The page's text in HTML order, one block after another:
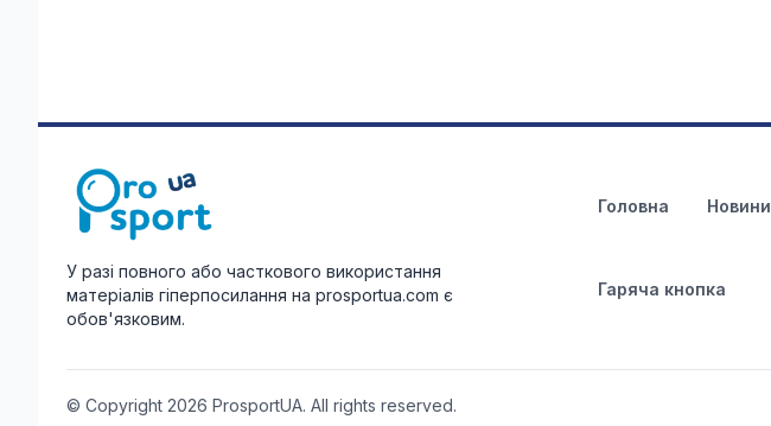
У разі повного або часткового використання
матеріалів гіперпосилання на prosportua.com є
обов'язковим.
Головна Новини
Гаряча кнопка
© Copyright 2026 ProsportUA. All rights reserved.